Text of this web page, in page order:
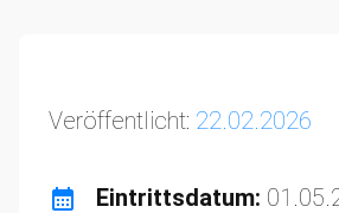
Veröffentlicht: 22.02.2026
Eintrittsdatum: